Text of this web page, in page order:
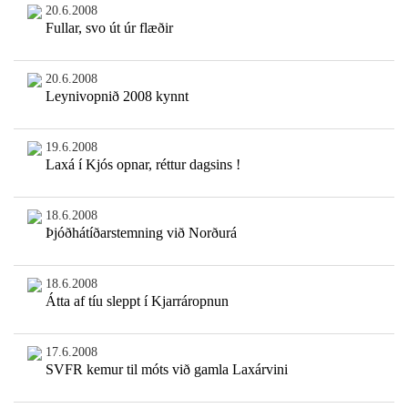
20.6.2008
Fullar, svo út úr flæðir
20.6.2008
Leynivopnið 2008 kynnt
19.6.2008
Laxá í Kjós opnar, réttur dagsins !
18.6.2008
Þjóðhátíðarstemning við Norðurá
18.6.2008
Átta af tíu sleppt í Kjarráropnun
17.6.2008
SVFR kemur til móts við gamla Laxárvini